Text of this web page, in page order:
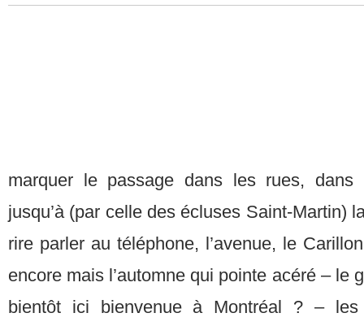
marquer le passage dans les rues,
jusqu’à (par celle des écluses Saint-Martin)
rire parler au téléphone, l’avenue, le
encore mais l’automne qui pointe acéré – le
bientôt ici bienvenue à Montréal ? – les